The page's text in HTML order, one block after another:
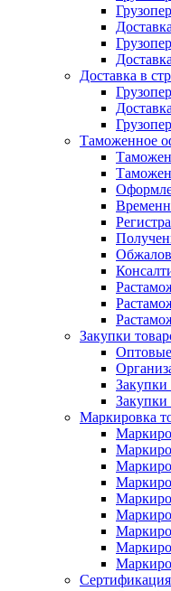
Доставка в
Таможенное
Закупки
Закупки
Маркировка